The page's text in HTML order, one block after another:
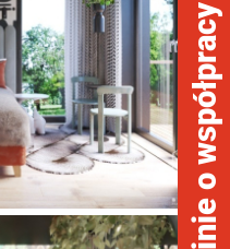
opinie o współpracy